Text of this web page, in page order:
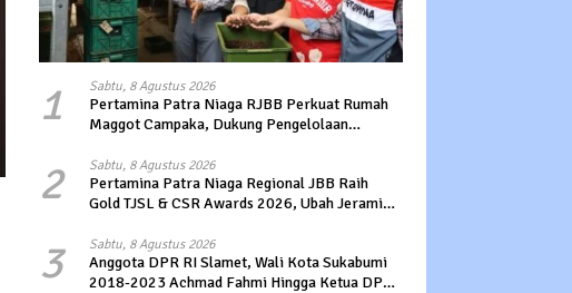
1 Sabtu, 8 Agustus 2026
Pertamina Patra Niaga RJBB Perkuat Rumah
Maggot Campaka, Dukung Pengelolaan
2 Sabtu, 8 Agustus 2026
Pertamina Patra Niaga Regional JBB Raih
Gold TJSL & CSR Awards 2026, Ubah Jerami
3 Sabtu, 8 Agustus 2026
Anggota DPR RI Slamet, Wali Kota Sukabumi
2018-2023 Achmad Fahmi Hingga Ketua DPD